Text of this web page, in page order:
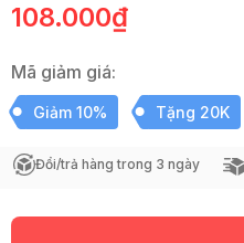
108.000₫
Mã giảm giá:
Giảm 10% Tặng 20K
Đổi/trả hàng trong 3 ngày